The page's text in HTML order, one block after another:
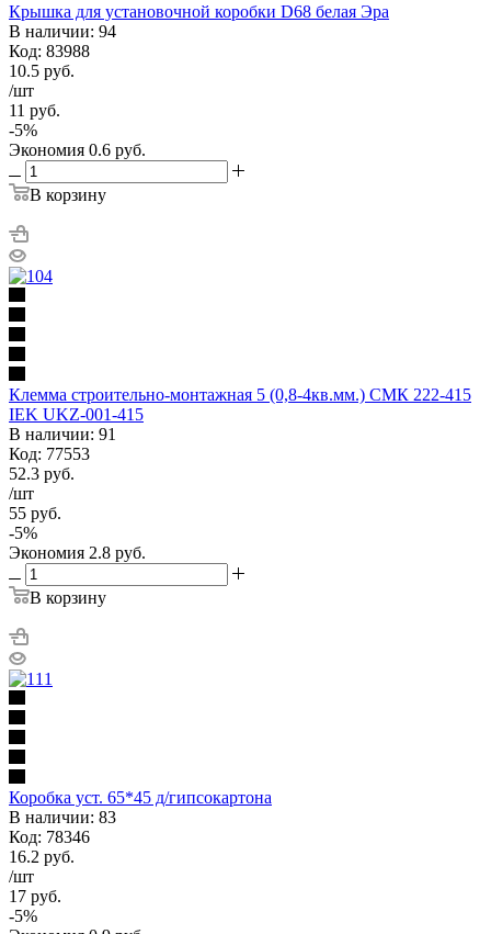
Крышка для установочной коробки D68 белая Эра
В наличии: 94
Код: 83988
10.5 руб.
/шт
11 руб.
-5%
Экономия 0.6 руб.
В корзину
Клемма строительно-монтажная 5 (0,8-4кв.мм.) СМК 222-415
IEK UKZ-001-415
В наличии: 91
Код: 77553
52.3 руб.
/шт
55 руб.
-5%
Экономия 2.8 руб.
В корзину
Коробка уст. 65*45 д/гипсокартона
В наличии: 83
Код: 78346
16.2 руб.
/шт
17 руб.
-5%